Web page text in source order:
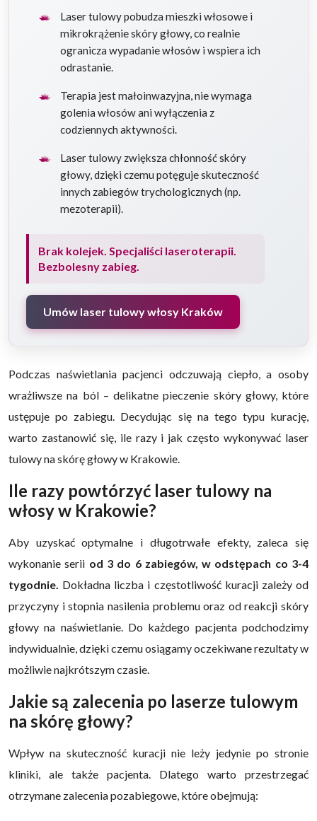
Laser tulowy pobudza mieszki włosowe i
mikrokrążenie skóry głowy, co realnie
ogranicza wypadanie włosów i wspiera ich
odrastanie.
Terapia jest małoinwazyjna, nie wymaga
golenia włosów ani wyłączenia z
codziennych aktywności.
Laser tulowy zwiększa chłonność skóry
głowy, dzięki czemu potęguje skuteczność
innych zabiegów trychologicznych (np.
mezoterapii).
Brak kolejek. Specjaliści laseroterapii.
Bezbolesny zabieg.
Umów laser tulowy włosy Kraków
Podczas naświetlania pacjenci odczuwają ciepło, a osoby
wrażliwsze na ból – delikatne pieczenie skóry głowy, które
ustępuje po zabiegu. Decydując się na tego typu kurację,
warto zastanowić się, ile razy i jak często wykonywać laser
tulowy na skórę głowy w Krakowie.
Ile razy powtórzyć laser tulowy na
włosy w Krakowie?
Aby uzyskać optymalne i długotrwałe efekty, zaleca się
wykonanie serii od 3 do 6 zabiegów, w odstępach co 3-4
tygodnie. Dokładna liczba i częstotliwość kuracji zależy od
przyczyny i stopnia nasilenia problemu oraz od reakcji skóry
głowy na naświetlanie. Do każdego pacjenta podchodzimy
indywidualnie, dzięki czemu osiągamy oczekiwane rezultaty w
możliwie najkrótszym czasie.
Jakie są zalecenia po laserze tulowym
na skórę głowy?
Wpływ na skuteczność kuracji nie leży jedynie po stronie
kliniki, ale także pacjenta. Dlatego warto przestrzegać
otrzymane zalecenia pozabiegowe, które obejmują: